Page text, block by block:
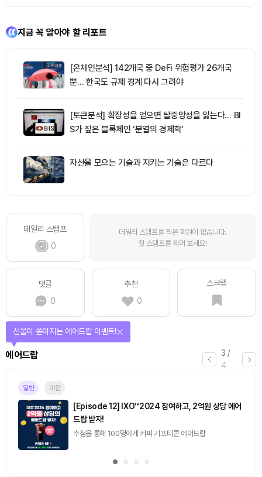
지금 꼭 알아야 할 리포트
[온체인분석] 142개국 중 DeFi 위험평가 26개국
뿐… 한국도 규제 경계 다시 그려야
[토큰분석] 확장성을 얻으면 탈중앙성을 잃는다… BI
S가 짚은 블록체인 ‘분열의 경제학’
자산을 모으는 기술과 지키는 기술은 다르다
데일리 스탬프
0
데일리 스탬프를 찍은 회원이 없습니다.
첫 스탬프를 찍어 보세요!
댓글
0
추천
0
스크랩
3 /
4
에어드랍
선물이 쏟아지는 에어드랍 이벤트!
일반 마감
[Episode 12] IXO™2024 참여하고, 2억원 상당 에어
드랍 받자!
추첨을 통해 100명에게 커피 기프티콘 에어드랍